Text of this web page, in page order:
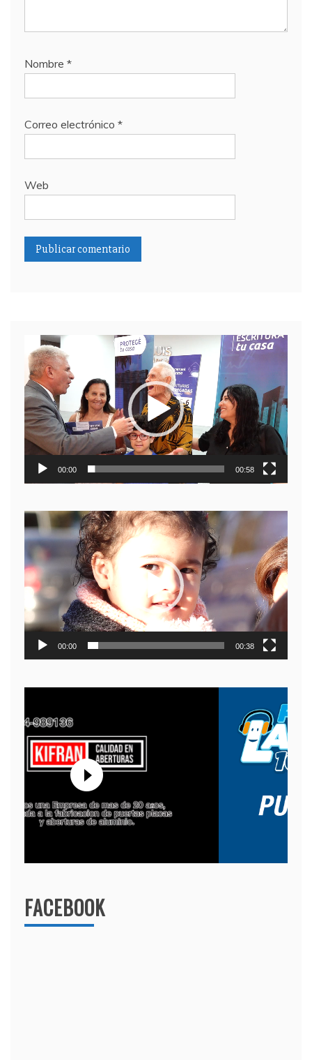
Nombre *
Correo electrónico *
Web
Reproductor
de
video
00:00 00:58
Reproductor
de
video
00:00 00:38
FACEBOOK